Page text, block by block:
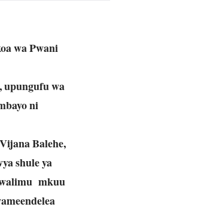
wa Pwani
upungufu wa
ni
Balehe,
shule ya
mkuu